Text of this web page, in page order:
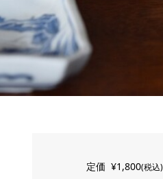
定価¥1,800(税込)